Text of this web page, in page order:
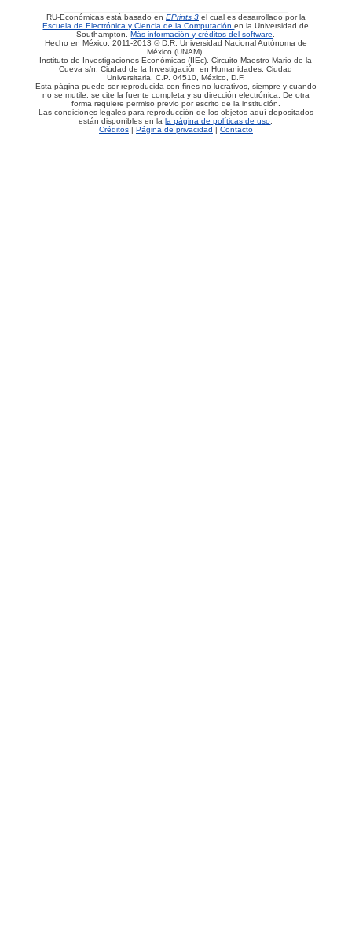
RU-Económicas está basado en EPrints 3 el cual es desarrollado por la
Escuela de Electrónica y Ciencia de la Computaciónen la Universidad de
Southampton.Más información y créditos del software.
Hecho en México, 2011-2013 © D.R. Universidad Nacional Autónoma de
México (UNAM).
Instituto de Investigaciones Económicas (IIEc). Circuito Maestro Mario de la
Cueva s/n, Ciudad de la Investigación en Humanidades, Ciudad
Universitaria, C.P. 04510, México, D.F.
Esta página puede ser reproducida con fines no lucrativos, siempre y cuando
no se mutile, se cite la fuente completa y su dirección electrónica. De otra
forma requiere permiso previo por escrito de la institución.
Las condiciones legales para reproducción de los objetos aquí depositados
están disponibles en lala página de políticas de uso.
Créditos| Página de privacidad | Contacto